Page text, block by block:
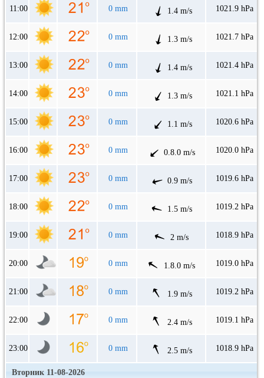
11:00 0 mm 1.4 m/s 1021.9 hPa
12:00 0 mm 1.3 m/s 1021.7 hPa
13:00 0 mm 1.4 m/s 1021.4 hPa
14:00 0 mm 1.3 m/s 1021.1 hPa
15:00 0 mm 1.1 m/s 1020.6 hPa
16:00 0 mm 0.8.0 m/s 1020.0 hPa
17:00 0 mm 0.9 m/s 1019.6 hPa
18:00 0 mm 1.5 m/s 1019.2 hPa
19:00 0 mm 2 m/s 1018.9 hPa
20:00 0 mm 1.8.0 m/s 1019.0 hPa
21:00 0 mm 1.9 m/s 1019.2 hPa
22:00 0 mm 2.4 m/s 1019.1 hPa
23:00 0 mm 2.5 m/s 1018.9 hPa
Вторник 11-08-2026